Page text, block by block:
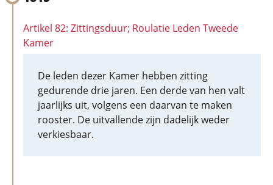
Artikel 82: Zittingsduur; Roulatie Leden Tweede
Kamer
De leden dezer Kamer hebben zitting
gedurende drie jaren. Een derde van hen valt
jaarlijks uit, volgens een daarvan te maken
rooster. De uitvallende zijn dadelijk weder
verkiesbaar.